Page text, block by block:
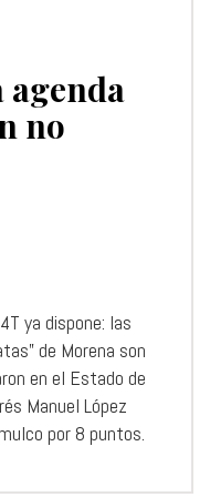
agenda
no
ya dispone: las
de Morena son
en el Estado de
Manuel López
por 8 puntos.